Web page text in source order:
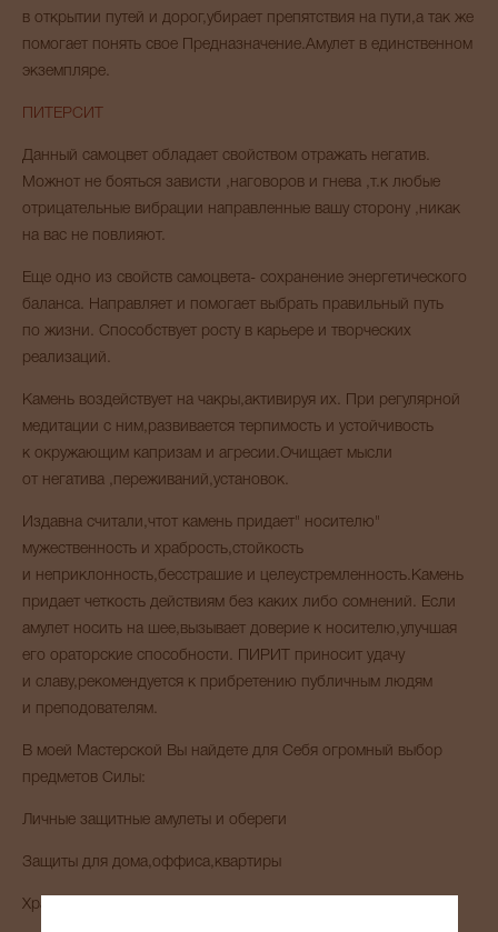
в открытии путей и дорог,убирает препятствия на пути,а так же
помогает понять свое Предназначение.Амулет в единственном
экземпляре.
ПИТЕРСИТ
Данный самоцвет обладает свойством отражать негатив.
Можнот не бояться зависти ,наговоров и гнева ,т.к любые
отрицательные вибрации направленные вашу сторону ,никак
на вас не повлияют.
Еще одно из свойств самоцвета- сохранение энергетического
баланса. Направляет и помогает выбрать правильный путь
по жизни. Способствует росту в карьере и творческих
реализаций.
Камень воздействует на чакры,активируя их. При регулярной
медитации с ним,развивается терпимость и устойчивость
к окружающим капризам и агресии.Очищает мысли
от негатива ,переживаний,установок.
Издавна считали,чтот камень придает" носителю"
мужественность и храбрость,стойкость
и неприклонность,бесстрашие и целеустремленность.Камень
придает четкость действиям без каких либо сомнений. Если
амулет носить на шее,вызывает доверие к носителю,улучшая
его ораторские способности. ПИРИТ приносит удачу
и славу,рекомендуется к прибретению публичным людям
и преподователям.
В моей Мастерской Вы найдете для Себя огромный выбор
предметов Силы:
Личные защитные амулеты и обереги
Защиты для дома,оффиса,квартиры
Хранители,создающиеся под заказ инвидуально